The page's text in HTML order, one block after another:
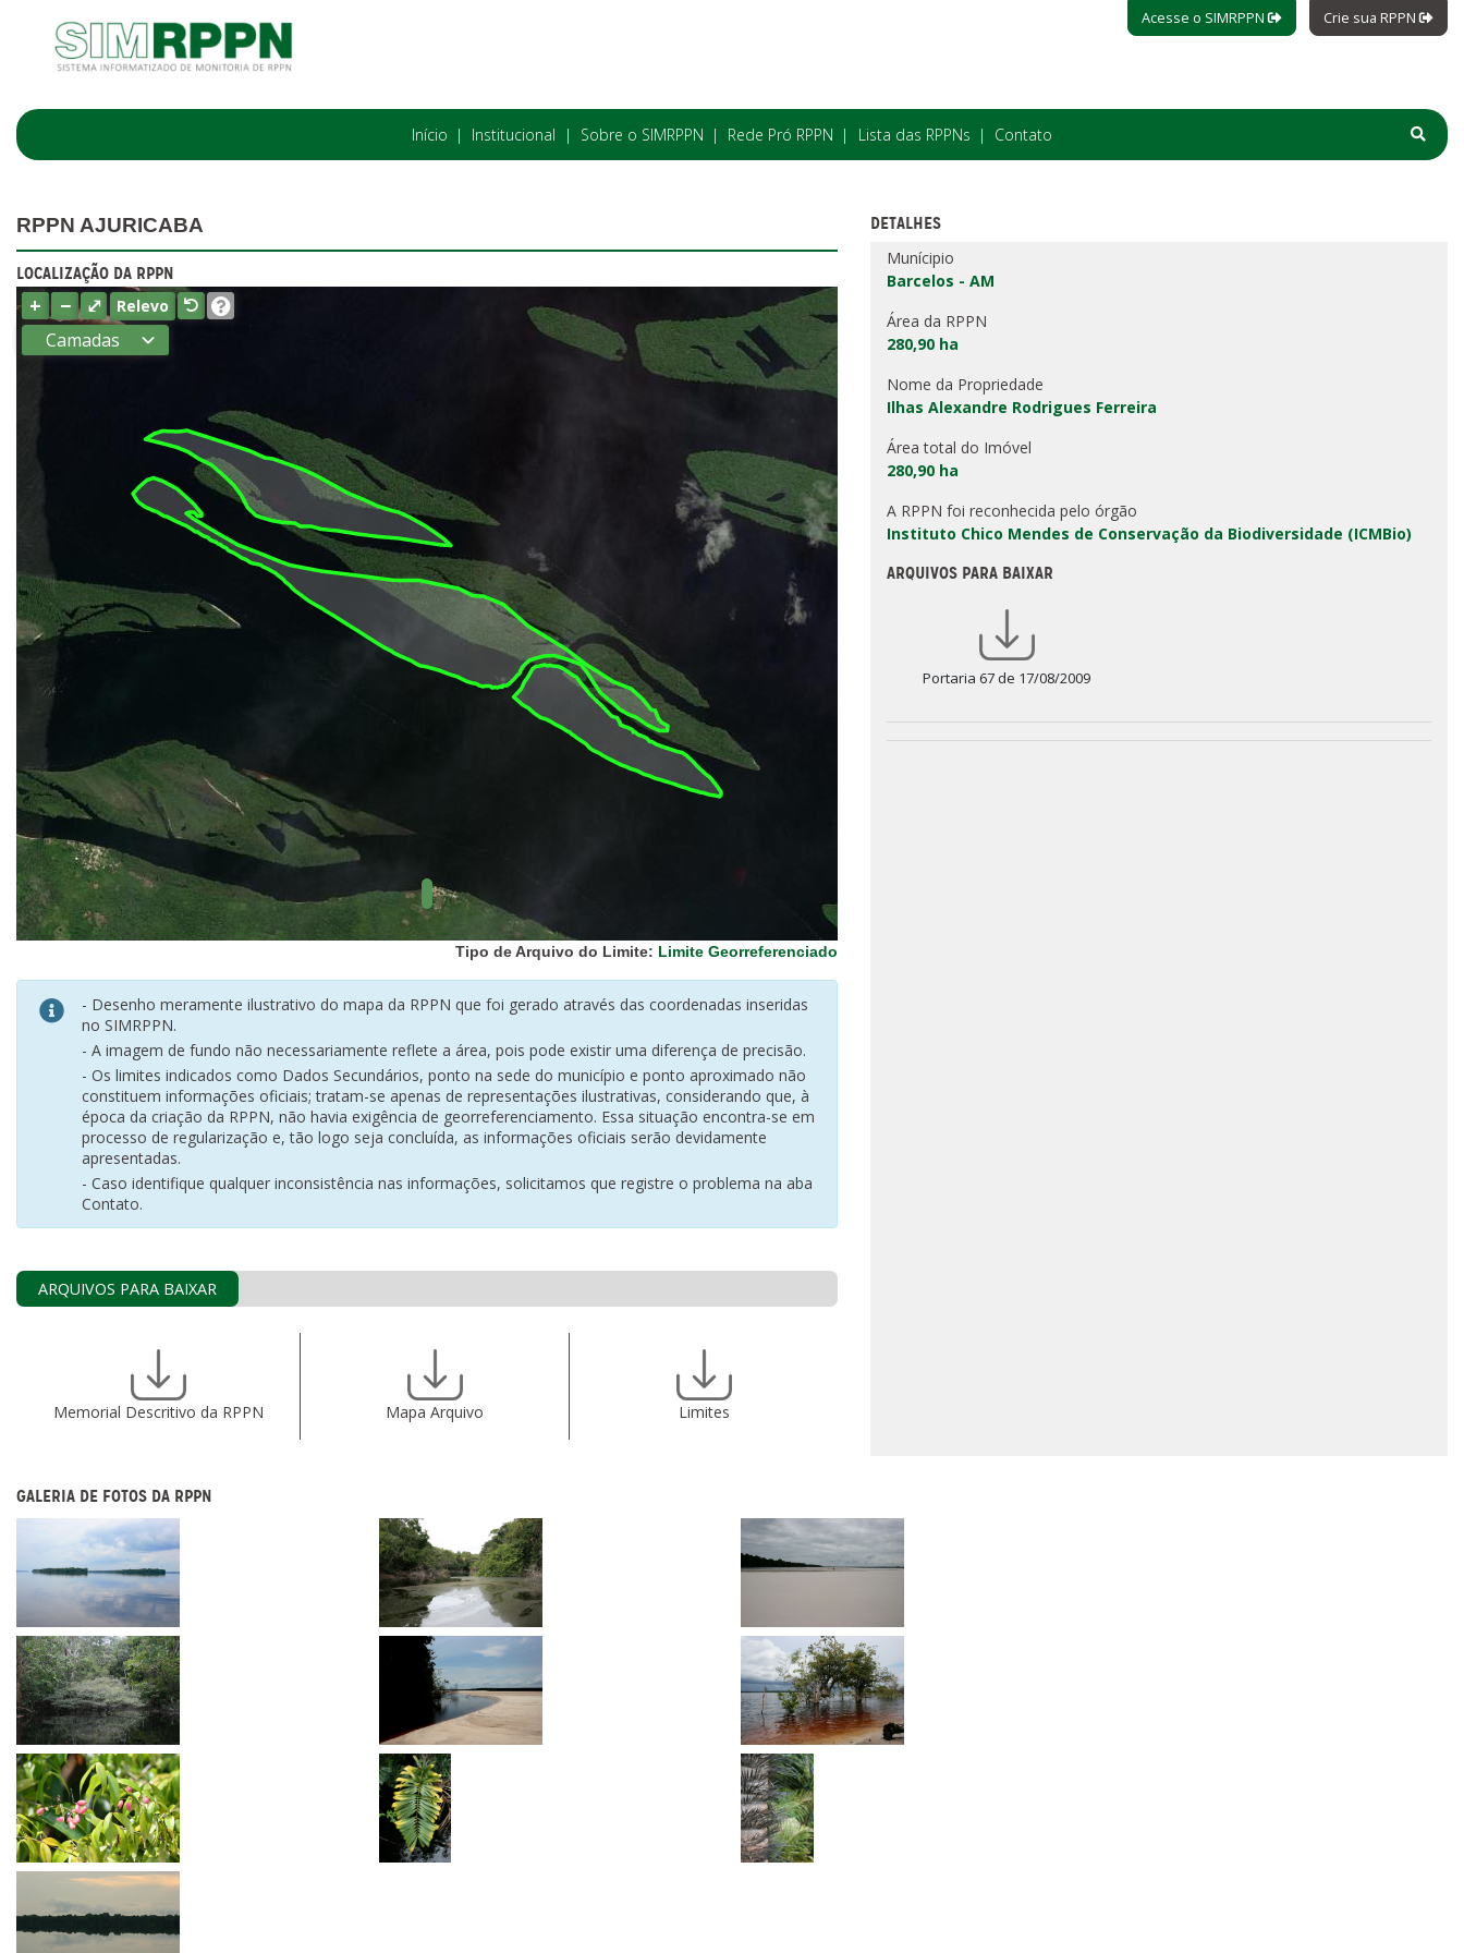
Acesse o SIMRPPN Crie sua RPPN
Início Institucional Sobre o SIMRPPN Rede Pró RPPN Lista das RPPNs Contato
RPPN AJURICABA
LOCALIZAÇÃO DA RPPN
+ − ⤢ Relevo
Camadas
UC
Municipais
Hidrografia
(ANA)
Vegetação
(IBGE)
Rodovias
(IBGE)
Relevo
(IBGE)
Tipo de Arquivo do Limite: Limite Georreferenciado
- Desenho meramente ilustrativo do mapa da RPPN que foi gerado através das coordenadas inseridas
no SIMRPPN.
- A imagem de fundo não necessariamente reflete a área, pois pode existir uma diferença de precisão.
- Os limites indicados como Dados Secundários, ponto na sede do município e ponto aproximado não
constituem informações oficiais; tratam-se apenas de representações ilustrativas, considerando que, à
época da criação da RPPN, não havia exigência de georreferenciamento. Essa situação encontra-se em
processo de regularização e, tão logo seja concluída, as informações oficiais serão devidamente
apresentadas.
- Caso identifique qualquer inconsistência nas informações, solicitamos que registre o problema na aba
Contato.
ARQUIVOS PARA BAIXAR
Memorial Descritivo da RPPN Mapa Arquivo Limites
DETALHES
Munícipio
Barcelos - AM
Área da RPPN
280,90 ha
Nome da Propriedade
Ilhas Alexandre Rodrigues Ferreira
Área total do Imóvel
280,90 ha
A RPPN foi reconhecida pelo órgão
Instituto Chico Mendes de Conservação da Biodiversidade (ICMBio)
ARQUIVOS PARA BAIXAR
Portaria 67 de 17/08/2009
GALERIA DE FOTOS DA RPPN